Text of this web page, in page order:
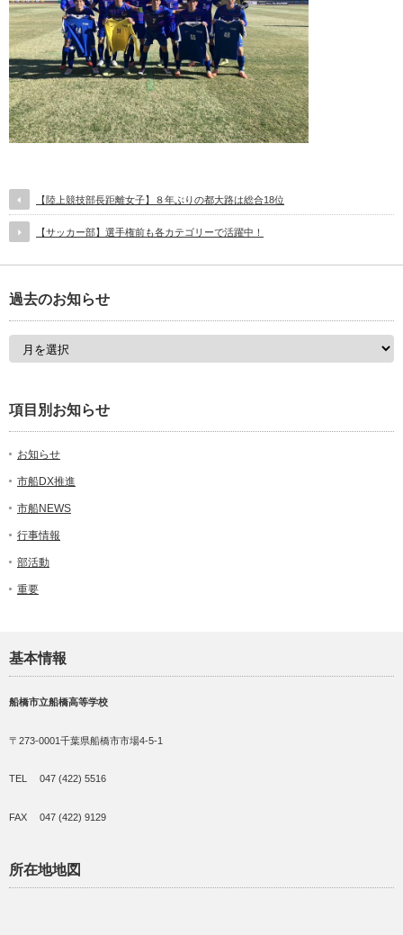
【陸上競技部長距離女子】８年ぶりの都大路は総合18位
【サッカー部】選手権前も各カテゴリーで活躍中！
過去のお知らせ
項目別お知らせ
お知らせ
市船DX推進
市船NEWS
行事情報
部活動
重要
基本情報
船橋市立船橋高等学校
〒273-0001千葉県船橋市市場4-5-1
TEL 047 (422) 5516
FAX 047 (422) 9129
所在地地図